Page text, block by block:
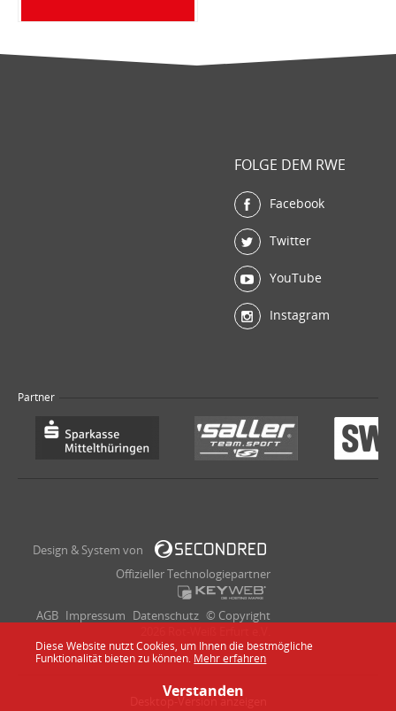
FOLGE DEM RWE
Facebook
Twitter
YouTube
Instagram
Partner
Design & System von
Offizieller Technologiepartner
AGB Impressum Datenschutz © Copyright
Desktop-Version anzeigen
Verstanden
Diese Website nutzt Cookies, um Ihnen die bestmögliche
Funktionalität bieten zu können. Mehr erfahren